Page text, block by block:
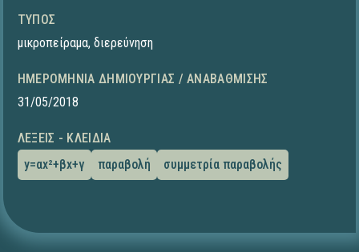
ΤΎΠΟΣ
μικροπείραμα, διερεύνηση
ΗΜΕΡΟΜΗΝΊΑ ΔΗΜΙΟΥΡΓΊΑΣ / ΑΝΑΒΆΘΜΙΣΗΣ
31/05/2018
ΛΈΞΕΙΣ - ΚΛΕΙΔΙΆ
y=αx²+βx+γ
παραβολή συμμετρία παραβολής